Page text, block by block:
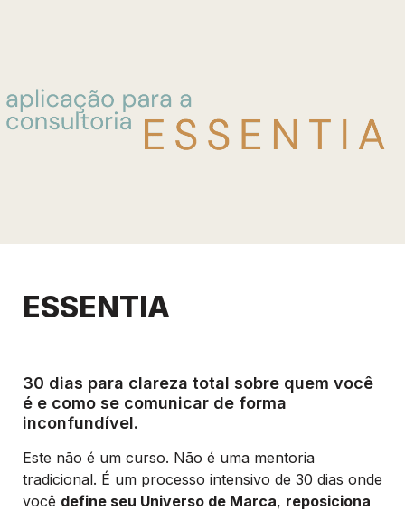
ESSENTIA
30 dias para clareza total sobre quem você
é e como se comunicar de forma
inconfundível.
Este não é um curso. Não é uma mentoria
tradicional. É um processo intensivo de 30 dias onde
você define seu Universo de Marca, reposiciona